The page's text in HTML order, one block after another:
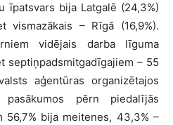
īpatsvars bija Latgalē (24,3%)
vismazākais – Rīgā (16,9%).
vidējais darba līguma
septiņpadsmitgadīgajiem – 55
aģentūras organizētajos
pasākumos pērn piedalījās
bija meitenes, 43,3% –